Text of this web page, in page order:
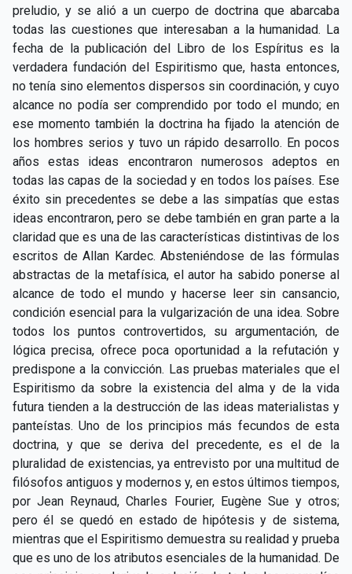
preludio, y se alió a un cuerpo de doctrina que abarcaba
todas las cuestiones que interesaban a la humanidad. La
fecha de la publicación del Libro de los Espíritus es la
verdadera fundación del Espiritismo que, hasta entonces,
no tenía sino elementos dispersos sin coordinación, y cuyo
alcance no podía ser comprendido por todo el mundo; en
ese momento también la doctrina ha fijado la atención de
los hombres serios y tuvo un rápido desarrollo. En pocos
años estas ideas encontraron numerosos adeptos en
todas las capas de la sociedad y en todos los países. Ese
éxito sin precedentes se debe a las simpatías que estas
ideas encontraron, pero se debe también en gran parte a la
claridad que es una de las características distintivas de los
escritos de Allan Kardec. Absteniéndose de las fórmulas
abstractas de la metafísica, el autor ha sabido ponerse al
alcance de todo el mundo y hacerse leer sin cansancio,
condición esencial para la vulgarización de una idea. Sobre
todos los puntos controvertidos, su argumentación, de
lógica precisa, ofrece poca oportunidad a la refutación y
predispone a la convicción. Las pruebas materiales que el
Espiritismo da sobre la existencia del alma y de la vida
futura tienden a la destrucción de las ideas materialistas y
panteístas. Uno de los principios más fecundos de esta
doctrina, y que se deriva del precedente, es el de la
pluralidad de existencias, ya entrevisto por una multitud de
filósofos antiguos y modernos y, en estos últimos tiempos,
por Jean Reynaud, Charles Fourier, Eugène Sue y otros;
pero él se quedó en estado de hipótesis y de sistema,
mientras que el Espiritismo demuestra su realidad y prueba
que es uno de los atributos esenciales de la humanidad. De